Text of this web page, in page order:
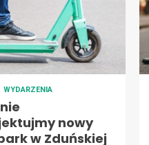
WYDARZENIA
nowy
w Zduńskiej